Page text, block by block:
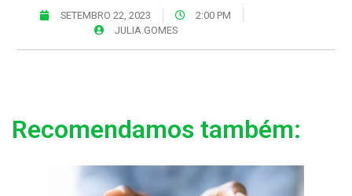
SETEMBRO 22, 2023
2:00 PM
JULIA.GOMES
Recomendamos também: